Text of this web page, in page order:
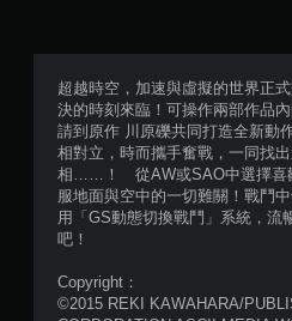
超越時空，加速與虛擬的世界正
決的時刻來臨！可操作兩部作品
請到原作 川原礫共同打造全新動
相對立，時而攜手奮戰，一同找
相……！ 從AW或SAO中選擇喜
服地面與空中的一切難關！戰鬥
用「GS動態切換戰鬥」系統，流
吧！
Copyright：
©2015 REKI KAWAHARA/